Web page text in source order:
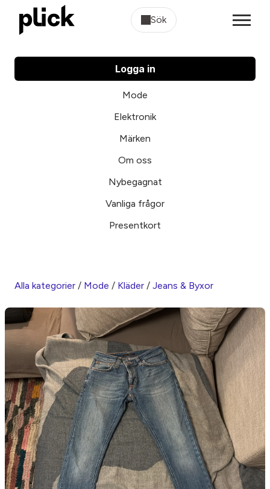
Sök
Logga in
Mode
Elektronik
Märken
Om oss
Nybegagnat
Vanliga frågor
Presentkort
Alla kategorier / Mode / Kläder / Jeans & Byxor